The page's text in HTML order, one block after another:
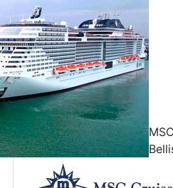
MSC